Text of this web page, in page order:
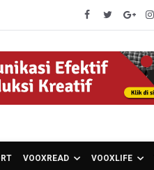
VOOXREAD VOOXLIFE